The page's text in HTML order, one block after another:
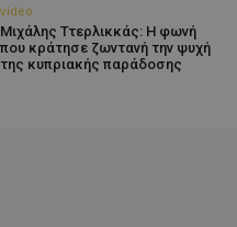
video
Μιχάλης Ττερλικκάς: Η φωνή
που κράτησε ζωντανή την ψυχή
της κυπριακής παράδοσης